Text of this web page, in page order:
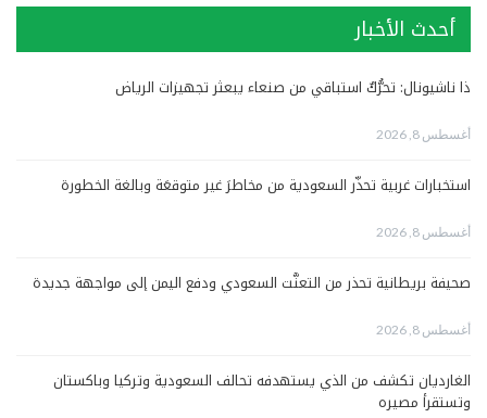
أحدث الأخبار
ذا ناشيونال: تحرُّكٌ استباقي من صنعاء يبعثر تجهيزات الرياض
أغسطس 8, 2026
استخبارات غربية تحذّر السعودية من مخاطرَ غير متوقعَة وبالغة الخطورة
أغسطس 8, 2026
صحيفة بريطانية تحذر من التعنُّت السعودي ودفع اليمن إلى مواجهة جديدة
أغسطس 8, 2026
الغارديان تكشف من الذي يستهدفه تحالف السعودية وتركيا وباكستان
وتستقرأ مصيره